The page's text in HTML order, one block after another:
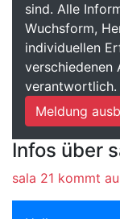
sind. Alle
Wuchsform,
individuellen
verschiedenen
verantwortlich.
Meldung
Infos über
sala 21 kommt